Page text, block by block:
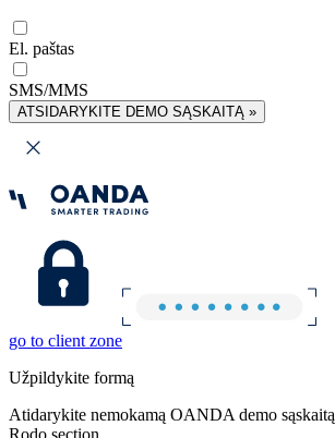
El. paštas
SMS/MMS
ATSIDARYKITE DEMO SĄSKAITĄ »
go to client zone
Užpildykite formą
Atidarykite nemokamą OANDA demo sąskaitą
Rodo section